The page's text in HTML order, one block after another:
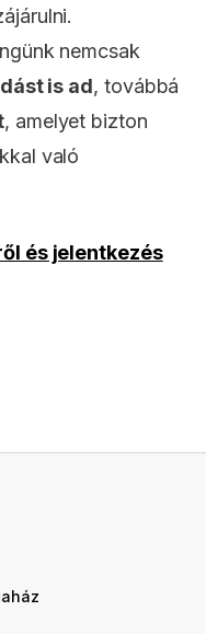
nemcsak
is ad, továbbá
, amelyet bizton
való
és jelentkezés